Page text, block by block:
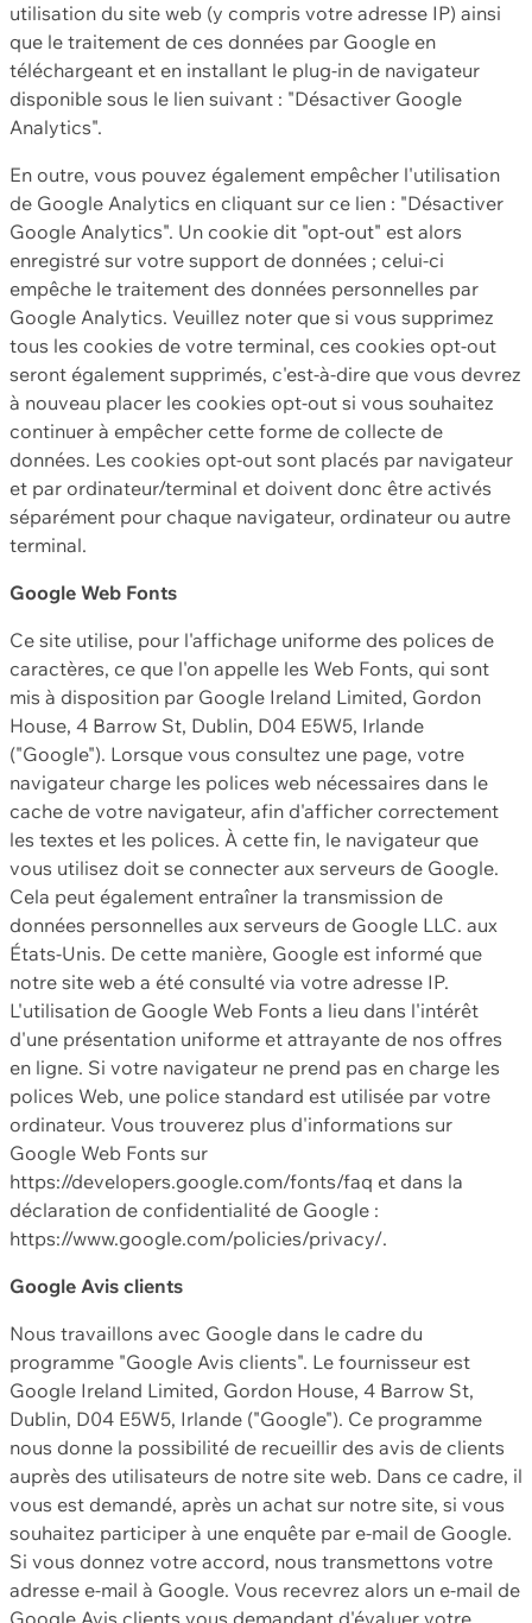
utilisation du site web (y compris votre adresse IP) ainsi
que le traitement de ces données par Google en
téléchargeant et en installant le plug-in de navigateur
disponible sous le lien suivant : "Désactiver Google
Analytics".
En outre, vous pouvez également empêcher l'utilisation
de Google Analytics en cliquant sur ce lien : "Désactiver
Google Analytics". Un cookie dit "opt-out" est alors
enregistré sur votre support de données ; celui-ci
empêche le traitement des données personnelles par
Google Analytics. Veuillez noter que si vous supprimez
tous les cookies de votre terminal, ces cookies opt-out
seront également supprimés, c'est-à-dire que vous devrez
à nouveau placer les cookies opt-out si vous souhaitez
continuer à empêcher cette forme de collecte de
données. Les cookies opt-out sont placés par navigateur
et par ordinateur/terminal et doivent donc être activés
séparément pour chaque navigateur, ordinateur ou autre
terminal.
Google Web Fonts
Ce site utilise, pour l'affichage uniforme des polices de
caractères, ce que l'on appelle les Web Fonts, qui sont
mis à disposition par Google Ireland Limited, Gordon
House, 4 Barrow St, Dublin, D04 E5W5, Irlande
("Google"). Lorsque vous consultez une page, votre
navigateur charge les polices web nécessaires dans le
cache de votre navigateur, afin d'afficher correctement
les textes et les polices. À cette fin, le navigateur que
vous utilisez doit se connecter aux serveurs de Google.
Cela peut également entraîner la transmission de
données personnelles aux serveurs de Google LLC. aux
États-Unis. De cette manière, Google est informé que
notre site web a été consulté via votre adresse IP.
L'utilisation de Google Web Fonts a lieu dans l'intérêt
d'une présentation uniforme et attrayante de nos offres
en ligne. Si votre navigateur ne prend pas en charge les
polices Web, une police standard est utilisée par votre
ordinateur. Vous trouverez plus d'informations sur
Google Web Fonts sur
https://developers.google.com/fonts/faq et dans la
déclaration de confidentialité de Google :
https://www.google.com/policies/privacy/.
Google Avis clients
Nous travaillons avec Google dans le cadre du
programme "Google Avis clients". Le fournisseur est
Google Ireland Limited, Gordon House, 4 Barrow St,
Dublin, D04 E5W5, Irlande ("Google"). Ce programme
nous donne la possibilité de recueillir des avis de clients
auprès des utilisateurs de notre site web. Dans ce cadre, il
vous est demandé, après un achat sur notre site, si vous
souhaitez participer à une enquête par e-mail de Google.
Si vous donnez votre accord, nous transmettons votre
adresse e-mail à Google. Vous recevrez alors un e-mail de